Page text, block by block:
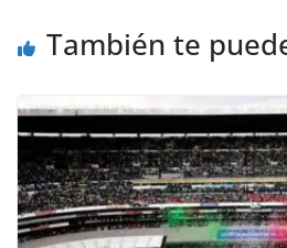
o p
También te